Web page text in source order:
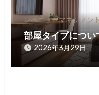
レベニューマネジメン
部屋タイプについ
2026年3月29日